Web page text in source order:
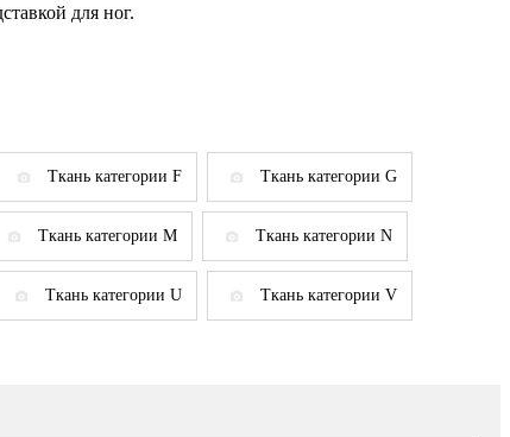
для ног.
Ткань категории F Ткань категории G
Ткань категории M Ткань категории N
Ткань категории U Ткань категории V